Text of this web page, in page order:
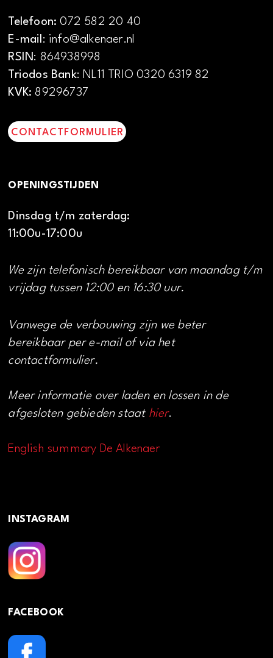
Telefoon:072 582 20 40
E-mail: info@alkenaer.nl
RSIN: 864938998
Triodos Bank: NL11 TRIO 0320 6319 82
KVK: 89296737
CONTACTFORMULIER
OPENINGSTIJDEN
Dinsdag t/m zaterdag:
11:00u-17:00u
We zijn telefonisch bereikbaar van maandag t/m
vrijdag tussen 12:00 en 16:30 uur.
Vanwege de verbouwing zijn we beter
bereikbaar per e-mail of via het
contactformulier.
Meer informatie over laden en lossen in de
afgesloten gebieden staat hier.
English summary De Alkenaer
INSTAGRAM
FACEBOOK